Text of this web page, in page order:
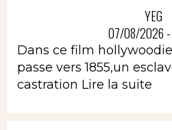
YEG
07/08/2026 -
Dans ce film
passe vers 1855,un
castration Lire la suite